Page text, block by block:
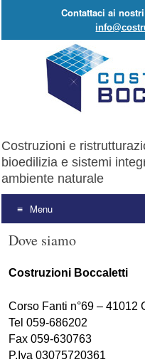
Contattaci ai
Costruzioni e
bioedilizia e sistemi
ambiente naturale
Menu
Vai al contenuto
Dove siamo
Costruzioni Boccaletti
Corso Fanti n°69 – 41012
Tel 059-686202
Fax 059-630763
P.Iva 03075720361